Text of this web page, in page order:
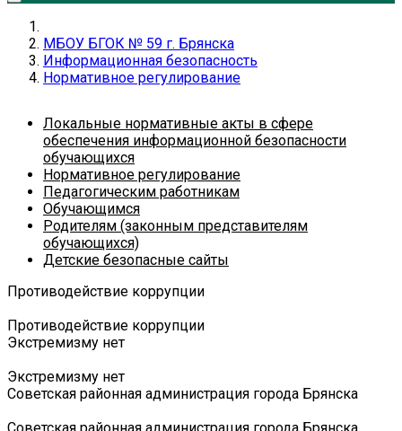
МБОУ БГОК № 59 г. Брянска
Информационная безопасность
Нормативное регулирование
Локальные нормативные акты в сфере
обеспечения информационной безопасности
обучающихся
Нормативное регулирование
Педагогическим работникам
Обучающимся
Родителям (законным представителям
обучающихся)
Детские безопасные сайты
Противодействие коррупции
Противодействие коррупции
Экстремизму нет
Экстремизму нет
Советская районная администрация города Брянска